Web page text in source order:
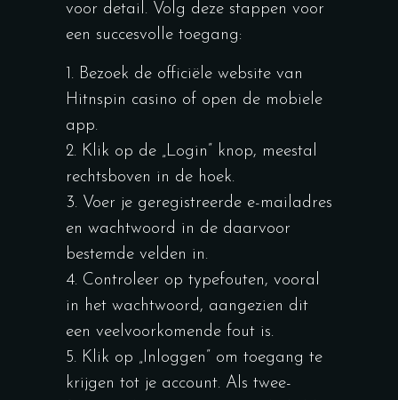
voor detail. Volg deze stappen voor
een succesvolle toegang:
Bezoek de officiële website van
Hitnspin casino of open de mobiele
app.
Klik op de „Login” knop, meestal
rechtsboven in de hoek.
Voer je geregistreerde e-mailadres
en wachtwoord in de daarvoor
bestemde velden in.
Controleer op typefouten, vooral
in het wachtwoord, aangezien dit
een veelvoorkomende fout is.
Klik op „Inloggen” om toegang te
krijgen tot je account. Als twee-